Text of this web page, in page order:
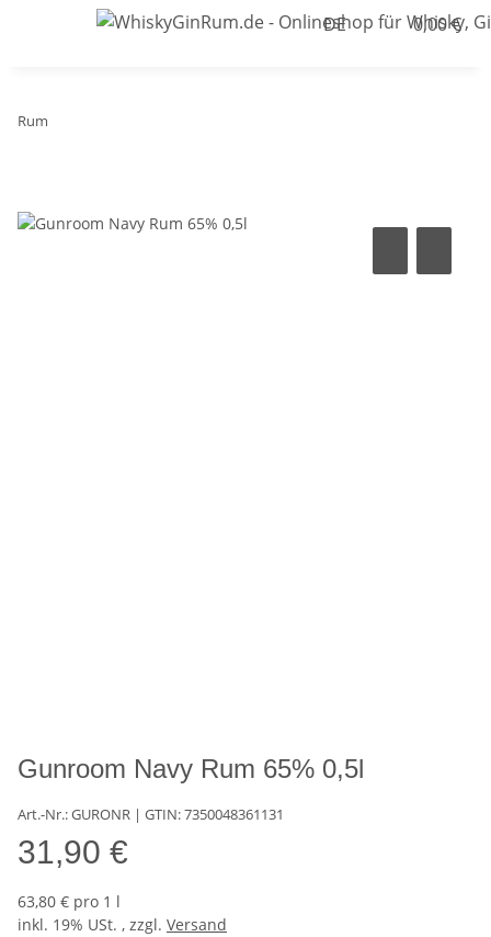
DE 0,00 €
Rum
Gunroom Navy Rum 65% 0,5l
Art.-Nr.: GURONR | GTIN:7350048361131
31,90 €
63,80 € pro 1 l
inkl. 19% USt. , zzgl. Versand